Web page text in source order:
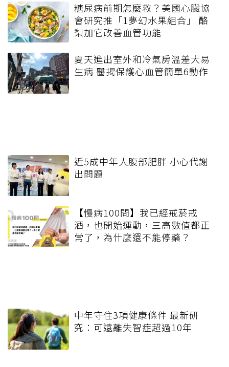
糖尿病前期怎麼救？美國心臟協
會研究推「1夢幻水果組合」 酪
梨加它改善血管功能
夏天進出室外和冷氣房溫差大易
生病 醫揭保護心血管簡單6動作
近5成中年人腹部肥胖 小心代謝
出問題
【慢病100問】我已經戒菸戒
酒，也開始運動，三高數值都正
常了，為什麼還不能停藥？
中年守住3項健康條件 最新研
究：可遠離失智症超過10年